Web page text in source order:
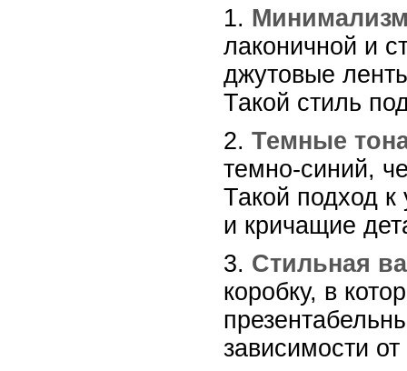
1.
лаконичной и
джутовые
Такой стиль
2. Темные
темно-синий,
Такой подход к
и кричащие
3. Стильная
коробку, в
зависимости